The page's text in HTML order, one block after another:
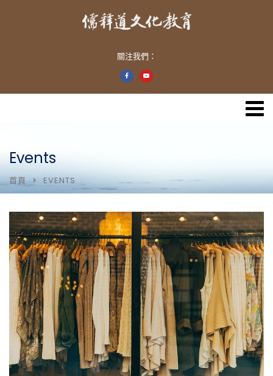
關注我們：
Events
首頁 EVENTS